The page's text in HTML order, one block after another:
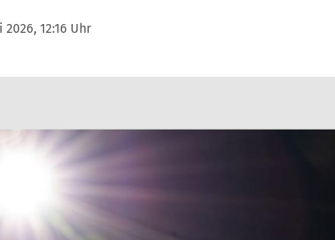
2026, 12:16 Uhr